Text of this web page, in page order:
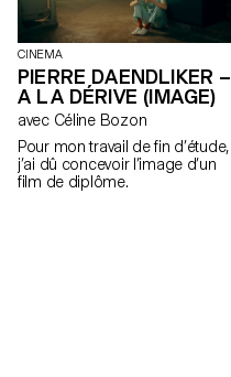
CINEMA
PIERRE DAENDLIKER –
A LA DÉRIVE (IMAGE)
avec Céline Bozon
Pour mon travail de fin d’étude,
j’ai dû concevoir l’image d’un
film de diplôme.